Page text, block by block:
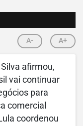
A- A+
afirmou,
vai continuar
para
comercial
coordenou